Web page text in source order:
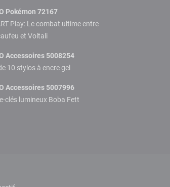
Pokémon 72167
Play: Le combat ultime entre
et Voltali
Accessoires 5008254
10 stylos à encre gel
Accessoires 5007996
clés lumineux Boba Fett